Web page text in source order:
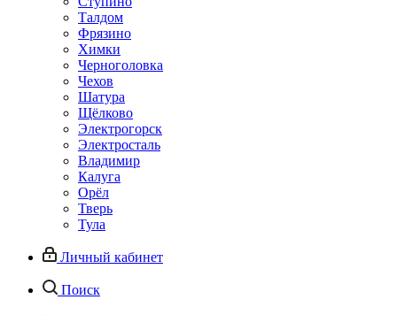
Талдом
Фрязино
Химки
Черноголовка
Чехов
Шатура
Щёлково
Электрогорск
Электросталь
Владимир
Калуга
Орёл
Тверь
Тула
Личный кабинет
Поиск